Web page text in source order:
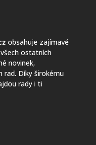
obsahuje zajímavé
ostatních
novinek,
rad. Díky širokému
rady i ti